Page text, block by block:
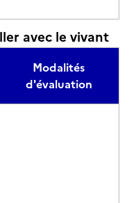
avec le vivant
Modalités
d'évaluation